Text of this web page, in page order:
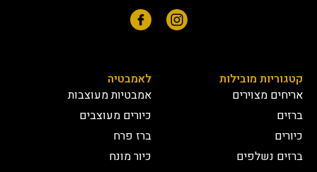
קטגוריות מובילות
אריחים מצוירים
ברזים
כיורים
ברזים נשלפים
לאמבטיה
אמבטיות מעוצבות
כיורים מעוצבים
ברז פרח
כיור מונח